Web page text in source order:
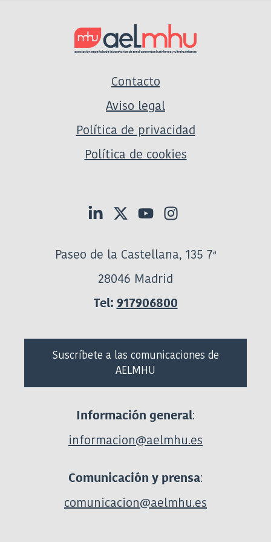
Contacto
Aviso legal
Política de privacidad
Política de cookies
Paseo de la Castellana, 135 7ª
28046 Madrid
Tel: 917906800
Suscríbete a las comunicaciones de
AELMHU
Información general:
informacion@aelmhu.es
Comunicación y prensa:
comunicacion@aelmhu.es